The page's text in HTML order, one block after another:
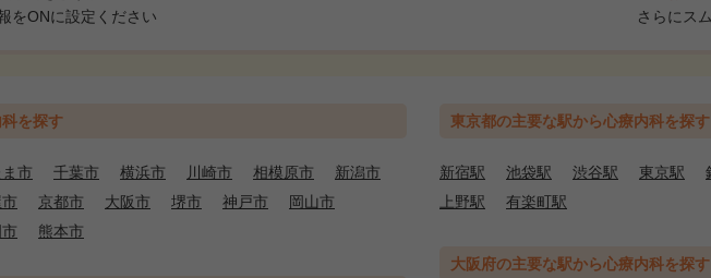
をONに設定ください
さらにス
を探す
市 千葉市 横浜市 川崎市 相模原市
新潟市
京都市 大阪市 堺市 神戸市
岡山市
熊本市
東京都の主要な駅から心療内科を探す
新宿駅 池袋駅 渋谷駅 東京駅
上野駅
有楽町駅
大阪府の主要な駅から心療内科を探す